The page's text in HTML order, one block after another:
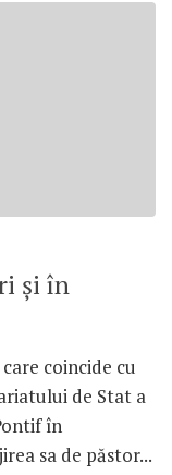
și în
coincide cu
de Stat a
în
sa de păstor...